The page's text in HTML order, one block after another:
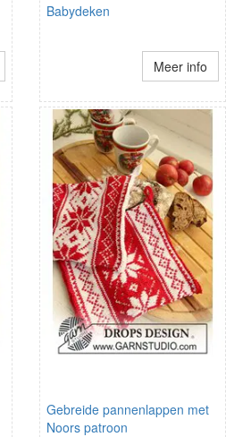
Babydeken
Meer info
Gebreide pannenlappen met
Noors patroon